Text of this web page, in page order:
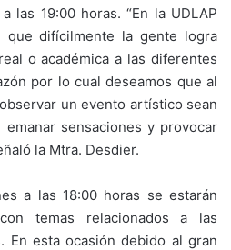
las 19:00 horas. “En la UDLAP
que difícilmente la gente logra
o académica a las diferentes
por lo cual deseamos que al
un evento artístico sean
sensaciones y provocar
la Mtra. Desdier.
a las 18:00 horas se estarán
temas relacionados a las
En esta ocasión debido al gran